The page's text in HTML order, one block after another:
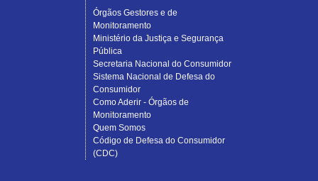
Órgãos Gestores e de
Monitoramento
Ministério da Justiça e Segurança
Pública
Secretaria Nacional do Consumidor
Sistema Nacional de Defesa do
Consumidor
Como Aderir - Órgãos de
Monitoramento
Quem Somos
Código de Defesa do Consumidor
(CDC)